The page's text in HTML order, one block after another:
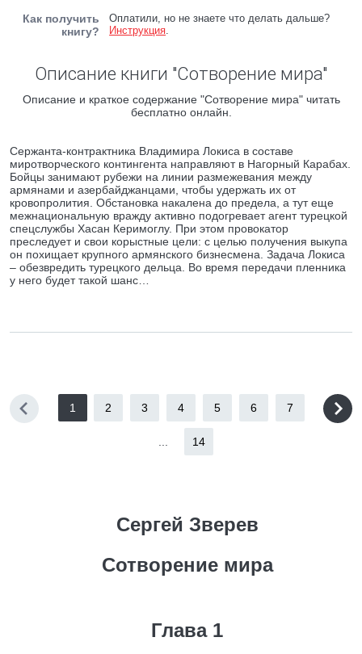
Как получить
книгу?
Оплатили, но не знаете что делать дальше?
Инструкция.
Описание книги "Сотворение мира"
Описание и краткое содержание "Сотворение мира" читать
бесплатно онлайн.
Сержанта-контрактника Владимира Локиса в составе
миротворческого контингента направляют в Нагорный Карабах.
Бойцы занимают рубежи на линии размежевания между
армянами и азербайджанцами, чтобы удержать их от
кровопролития. Обстановка накалена до предела, а тут еще
межнациональную вражду активно подогревает агент турецкой
спецслужбы Хасан Керимоглу. При этом провокатор
преследует и свои корыстные цели: с целью получения выкупа
он похищает крупного армянского бизнесмена. Задача Локиса
– обезвредить турецкого дельца. Во время передачи пленника
у него будет такой шанс…
1 2 3 4 5 6 7
14
Сергей Зверев
Сотворение мира
Глава 1